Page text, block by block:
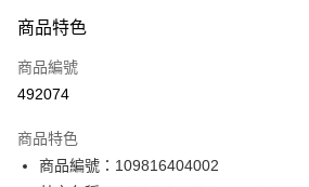
信用卡
Apple Pay
PayMe
商品特色
商品編號
492074
商品特色
商品編號：109816404002